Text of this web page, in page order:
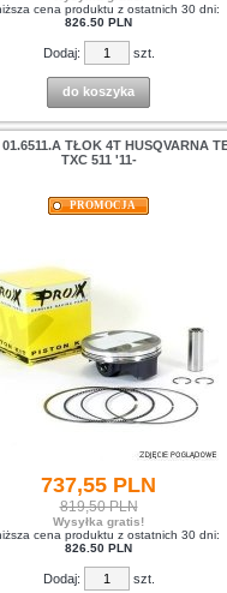
cena produktu z ostatnich 30 dni:
826.50 PLN
Dodaj: szt.
do koszyka
01.6511.A TŁOK 4T HUSQVARNA
TXC 511 '11-
PROMOCJA
737,55 PLN
819,50 PLN
Wysyłka gratis!
cena produktu z ostatnich 30 dni:
826.50 PLN
Dodaj: szt.